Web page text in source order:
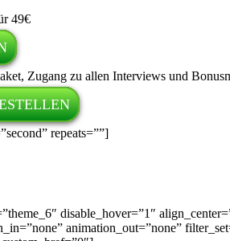
49€
Zugang zu allen Interviews und
repeats=””]
disable_hover=”1″
animation_out=”none”